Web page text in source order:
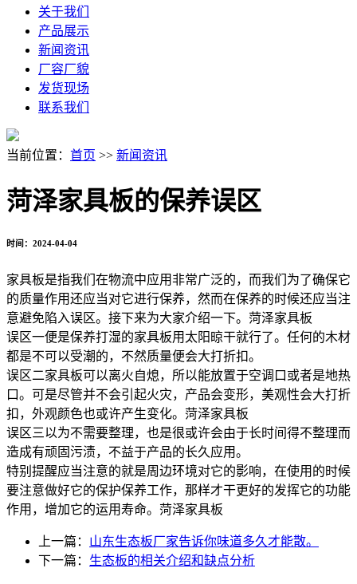
关于我们
产品展示
新闻资讯
厂容厂貌
发货现场
联系我们
当前位置： 首页 >> 新闻资讯
菏泽家具板的保养误区
时间：2024-04-04
家具板是指我们在物流中应用非常广泛的，而我们为了确保它
的质量作用还应当对它进行保养，然而在保养的时候还应当注
意避免陷入误区。接下来为大家介绍一下。菏泽家具板
误区一便是保养打湿的家具板用太阳晾干就行了。任何的木材
都是不可以受潮的，不然质量便会大打折扣。
误区二家具板可以离火自熄，所以能放置于空调口或者是地热
口。可是尽管并不会引起火灾，产品会变形，美观性会大打折
扣，外观颜色也或许产生变化。菏泽家具板
误区三以为不需要整理，也是很或许会由于长时间得不整理而
造成有顽固污渍，不益于产品的长久应用。
特别提醒应当注意的就是周边环境对它的影响，在使用的时候
要注意做好它的保护保养工作，那样才干更好的发挥它的功能
作用，增加它的运用寿命。菏泽家具板
上一篇： 山东生态板厂家告诉你味道多久才能散。
下一篇： ​生态板的相关介绍和缺点分析